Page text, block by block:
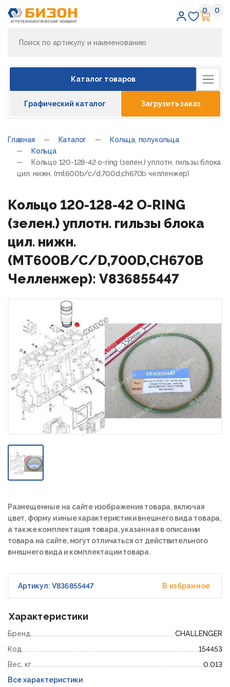
0 0
Каталог товаров
Графический каталог Загрузить заказ
Главная Каталог
Кольца, полукольца
Кольца
Кольцо 120-128-42 o-ring (зелен.) уплотн. гильзы блока
цил. нижн. (mt600b/c/d,700d,ch670b челленжер)
Кольцо 120-128-42 O-RING
(зелен.) уплотн. гильзы блока
цил. нижн.
(MT600B/C/D,700D,CH670B
Челленжер): V836855447
Размещенные на сайте изображения товара, включая
цвет, форму и иные характеристики внешнего вида товара,
а также комплектация товара, указанная в описании
товара на сайте, могут отличаться от действительного
внешнего вида и комплектации товара.
Артикул: V836855447 В избранное
Характеристики
Бренд
CHALLENGER
Код
154453
Вес, кг
0.013
Все характеристики